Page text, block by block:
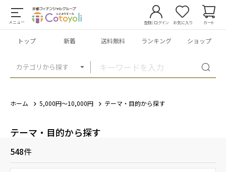
メニュー
カテゴリから探す
登録/ログイン お気に入り カート
トップ 新着 送料無料 ランキング ショップ
ホーム 5,000円～10,000円 テーマ・目的から探す
テーマ・目的から探す
548件